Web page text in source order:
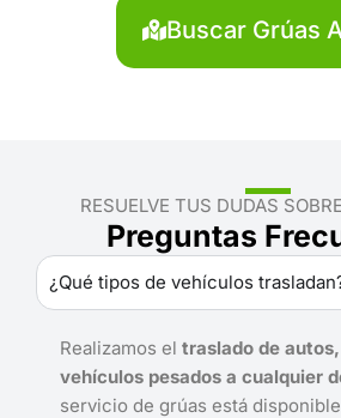
Buscar Grúas
RESUELVE TUS DUDAS
Preguntas
¿Qué tipos de vehículos
Realizamos el traslado de
vehículos pesados a cualquier
servicio de grúas está